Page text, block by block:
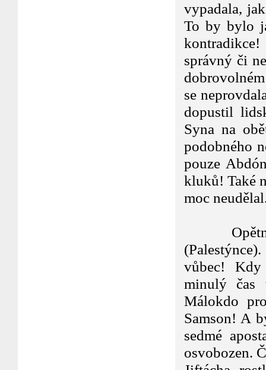
vypadala,
To by bylo
správný či
se
dopustil
Syna na
podobného
pouze
kluků! Také
moc
Opětná
vůbec! Kdy
minulý čas
Málokdo
Samson! A
sedmé
osvobozen.